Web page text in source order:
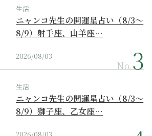
生活
ニャンコ先生の開運星占い（8/3～
8/9）射手座、山羊座…
2026/08/03
No.
生活
ニャンコ先生の開運星占い（8/3～
8/9）獅子座、乙女座…
2026/08/03